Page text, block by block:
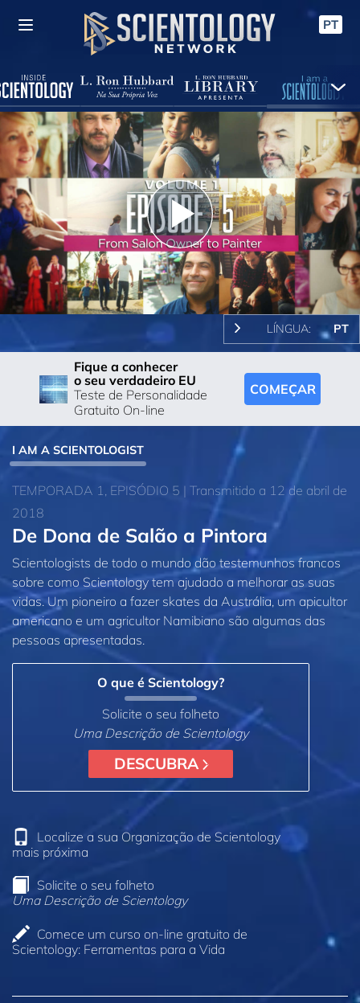
PT
Play
Video
LÍNGUA: PT
Fique a conhecer
o seu verdadeiro EU
Teste de Personalidade
Gratuito On-line
COMEÇAR
I AM A SCIENTOLOGIST
TEMPORADA 1, EPISÓDIO 5 | Transmitido a 12 de abril de
2018
De Dona de Salão a Pintora
Scientologists de todo o mundo dão testemunhos francos
sobre como Scientology tem ajudado a melhorar as suas
vidas. Um pioneiro a fazer skates da Austrália, um apicultor
americano e um agricultor Namibiano são algumas das
pessoas apresentadas.
O que é Scientology?
Solicite o seu folheto
Uma Descrição de Scientology
DESCUBRA
Localize a sua Organização de Scientology
mais próxima
Solicite o seu folheto
Uma Descrição de Scientology
Comece um curso on‑line gratuito de
Scientology: Ferramentas para a Vida